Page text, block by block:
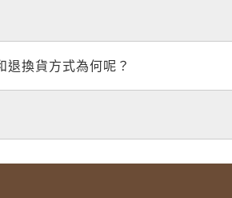
退換貨方式為何呢？